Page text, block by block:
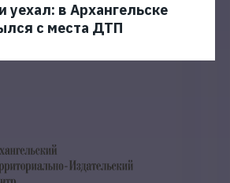
уехал: в Архангельске
с места ДТП